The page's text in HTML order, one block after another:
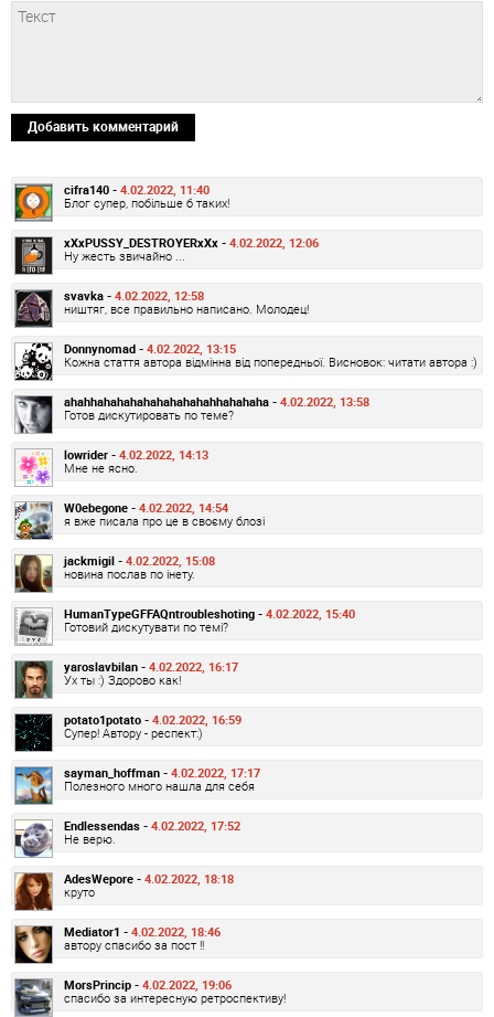
Добавить комментарий
cifra140 - 4.02.2022, 11:40
Блог супер, побільше б таких!
xXxPUSSY_DESTROYERxXx - 4.02.2022, 12:06
Ну жесть звичайно ...
svavka - 4.02.2022, 12:58
ништяг, все правильно написано. Молодец!
Donnynomad - 4.02.2022, 13:15
Кожна стаття автора відмінна від попередньої. Висновок: читати автора :)
ahahhahahahahahahahahahhahahaha - 4.02.2022, 13:58
Готов дискутировать по теме?
lowrider - 4.02.2022, 14:13
Мне не ясно.
W0ebegone - 4.02.2022, 14:54
я вже писала про це в своєму блозі
jackmigil - 4.02.2022, 15:08
новина послав по інету.
HumanTypeGFFAQntroubleshoting - 4.02.2022, 15:40
Готовий дискутувати по темі?
yaroslavbilan - 4.02.2022, 16:17
Ух ты :) Здорово как!
potato1potato - 4.02.2022, 16:59
Супер! Автору - респект:)
sayman_hoffman - 4.02.2022, 17:17
Полезного много нашла для себя
Endlessendas - 4.02.2022, 17:52
Не верю.
AdesWepore - 4.02.2022, 18:18
круто
Mediator1 - 4.02.2022, 18:46
автору спасибо за пост !!
MorsPrincip - 4.02.2022, 19:06
спасибо за интересную ретроспективу!